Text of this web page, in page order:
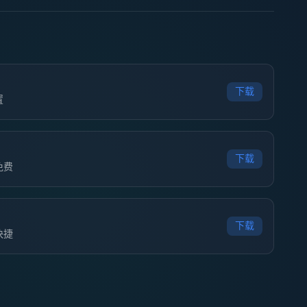
下载
费
下载
捷
下载